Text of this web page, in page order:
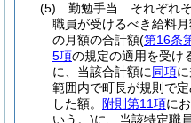
(5)
勤勉手当 それぞれ
職員が受けるべき給料
の月額の合計額(第16条
5項の規定の適用を受け
に、当該合計額に同項
範囲内で町長が規則で
した額。
附則第11項に
いう。)に、当該特定職